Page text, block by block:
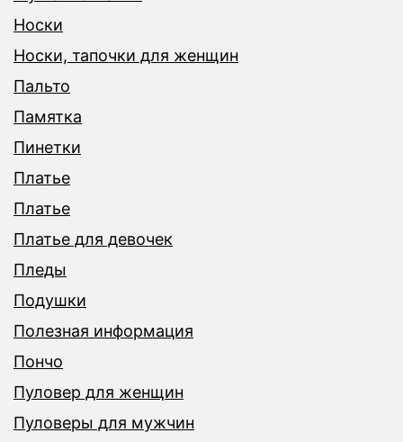
Носки
Носки, тапочки для женщин
Пальто
Памятка
Пинетки
Платье
Платье
Платье для девочек
Пледы
Подушки
Полезная информация
Пончо
Пуловер для женщин
Пуловеры для мужчин